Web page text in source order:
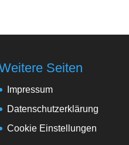
Seiten
Impressum
Datenschutzerklärung
Cookie Einstellungen